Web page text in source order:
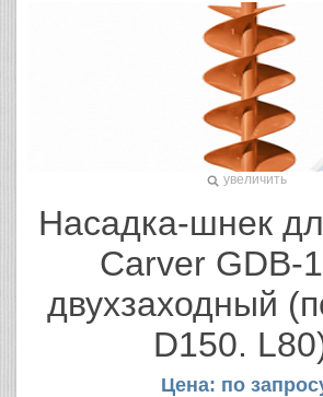
увеличить
Насадка-шнек
Carver GDB-
двухзаходный
D150.
Цена: по